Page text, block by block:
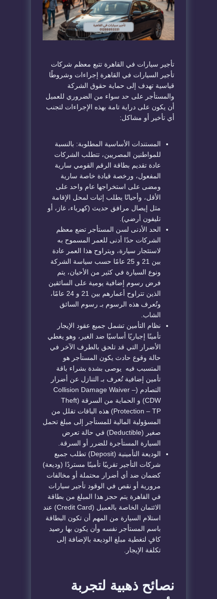
تأجير سيارات في القاهرة تتبع معظم شركات
تأجير السيارات في القاهرة إجراءات وشروطًا
قياسية تهدف إلى حماية حقوق الشركة
والمستأجر على حد سواء من الضروري للعميل
أن يكون على دراية تامة بهذه الإجراءات لتجنب
أي تأخير أو مشاكل:
المستندات الأساسية المطلوبة: بالنسبة
للمواطنين المصريين، تتطلب الشركات
عادة تقديم بطاقة الرقم القومي سارية
المفعول، ورخصة قيادة خاصة سارية
ومضى على استخراجها عام واحد على
الأقل، وأحيانًا يطلب إثبات لمحل الإقامة
مثل إيصال مرافق حديث (كهرباء، غاز، أو
تليفون أرضي).
الحد الأدنى لسن المستأجر تضع معظم
الشركات حدًا أدنى للعمر المسموح به
لاستئجار سيارة، ويتراوح هذا العمر عادة
بين 21 و 25 عامًا حسب سياسة الشركة
ونوع السيارة في كثير من الأحيان، يتم
فرض رسوم إضافية يومية على السائقين
الذين تتراوح أعمارهم بين 21 و 24 عامًا،
وتُعرف هذه الرسوم بـ رسوم السائق
الشاب.
نظام التأمين تشمل جميع عقود الإيجار
تأمينًا إجباريًا أساسيًا ضد الغير، وهو يغطي
الأضرار التي قد تلحق بالطرف الآخر في
حالة وقوع حادث يكون المستأجر هو
المتسبب فيه يوصى بشدة بشراء باقة
تأمين إضافية تُعرف بـ التنازل عن أضرار
التصادم (Collision Damage Waiver –
CDW) و الحماية من السرقة (Theft
Protection – TP) هذه الباقات تقلل من
المسؤولية المالية للمستأجر إلى مبلغ تحمل
صغير (Deductible) في حالة تعرض
السيارة المستأجرة للضرر أو السرقة.
الوديعة التأمينية (Deposit) تطلب جميع
شركات التأجير تقريبًا تأمينًا مستردًا (وديعة)
كضمان ضد أي أضرار محتملة أو مخالفات
مرورية أو نقص في الوقود تأجير سيارات
في القاهرة يتم حجز هذا المبلغ من بطاقة
الائتمان الخاصة بالعميل (Credit Card) عند
استلام السيارة من المهم أن تكون البطاقة
باسم المستأجر نفسه وأن يكون بها رصيد
كافٍ لتغطية مبلغ الوديعة بالإضافة إلى
تكلفة الإيجار.
نصائح ذهبية لتجربة